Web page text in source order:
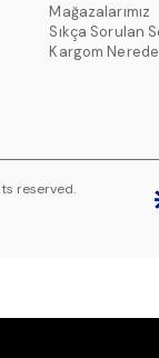
Mağazalarımız
Sıkça Sorulan
Kargom
reserved.